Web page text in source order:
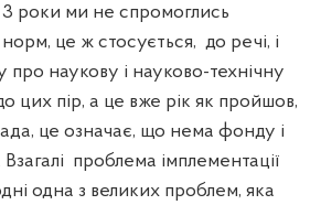
3 роки ми не спромоглись
це ж стосується, до речі, і
про наукову і науково-технічну
цих пір, а це вже рік як пройшов,
це означає, що нема фонду і
проблема імплементації
одна з великих проблем, яка